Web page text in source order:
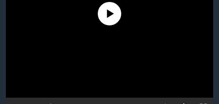
No media source currently available